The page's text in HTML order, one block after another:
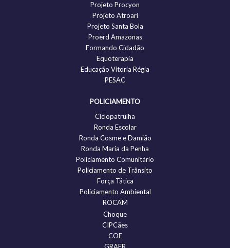
Projeto Procyon
Projeto Atroari
Projeto Santa Bola
Proerd Amazonas
Formando Cidadão
Equoterapia
Educação Vitoria Régia
PESAC
POLICIAMENTO
Ciclopatrulha
Ronda Escolar
Ronda Cosme e Damião
Ronda Maria da Penha
Policiamento Comunitário
Policiamento de Trânsito
Força Tática
Policiamento Ambiental
ROCAM
Choque
CIPCães
COE